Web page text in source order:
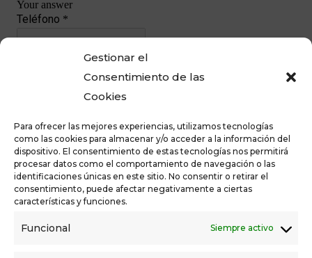
Gestionar el
Consentimiento de las
Cookies
Para ofrecer las mejores experiencias, utilizamos tecnologías
como las cookies para almacenar y/o acceder a la información del
dispositivo. El consentimiento de estas tecnologías nos permitirá
procesar datos como el comportamiento de navegación o las
identificaciones únicas en este sitio. No consentir o retirar el
consentimiento, puede afectar negativamente a ciertas
características y funciones.
Funcional Siempre activo